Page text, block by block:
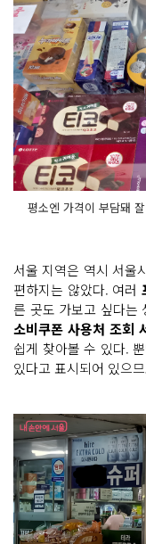
평소엔 가격이 부담돼
서울 지역은 역시 서울
편하지는 않았다. 여러
른 곳도 가보고 싶다는
소비쿠폰 사용처 조회
쉽게 찾아볼 수 있다.
있다고 표시되어 있으